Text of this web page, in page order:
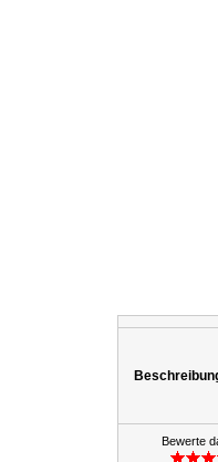
Bewerte